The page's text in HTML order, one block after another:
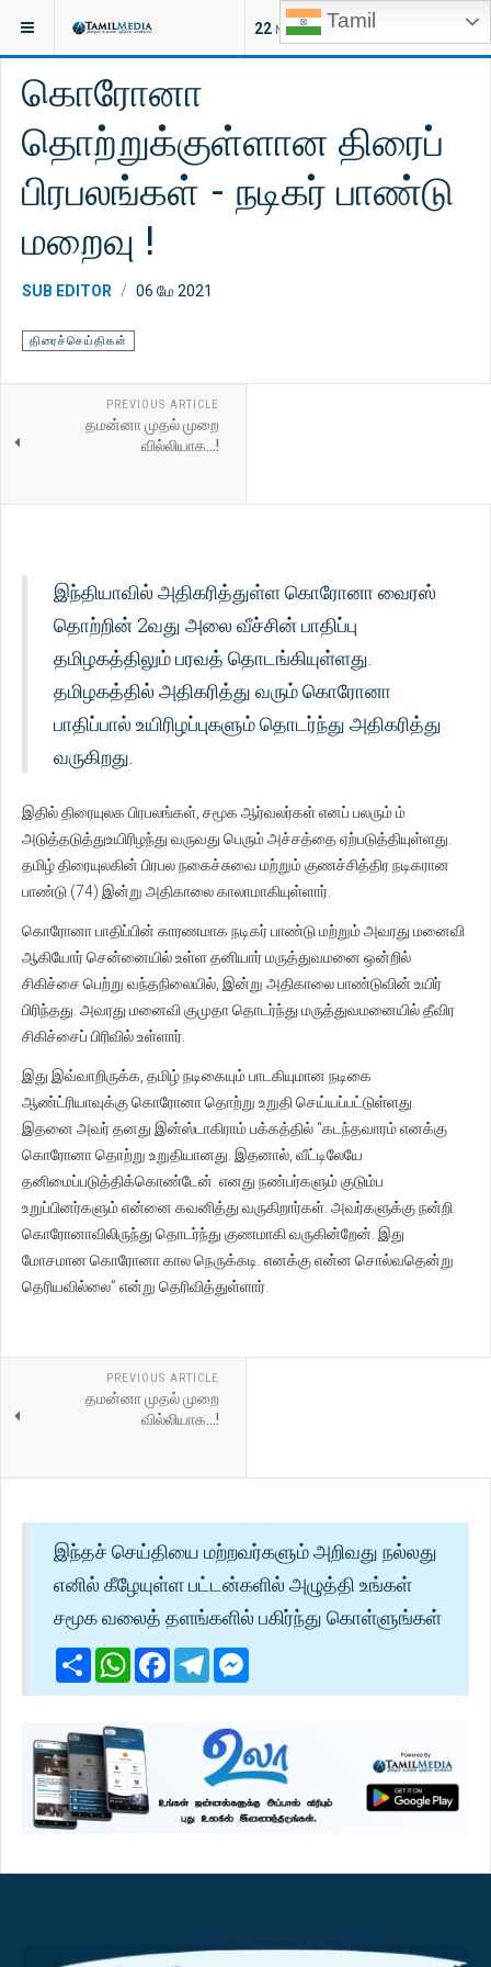
Tamil
22 NEW ARTICLES
இருக்குமிடம்: சினிமா திரைச்செய்திகள்
கொரோனா
தொற்றுக்குள்ளான திரைப்
பிரபலங்கள் - நடிகர் பாண்டு
மறைவு !
SUB EDITOR 06 மே 2021
திரைச்செய்திகள்
PREVIOUS ARTICLE
தமன்னா முதல் முறை
வில்லியாக...!
இந்தியாவில் அதிகரித்துள்ள கொரோனா வைரஸ்
தொற்றின் 2வது அலை வீச்சின் பாதிப்பு
தமிழகத்திலும் பரவத் தொடங்கியுள்ளது.
தமிழகத்தில் அதிகரித்து வரும் கொரோனா
பாதிப்பால் உயிரிழப்புகளும் தொடர்ந்து அதிகரித்து
வருகிறது.
இதில் திரையுலக பிரபலங்கள், சமூக ஆர்வலர்கள் எனப் பலரும் ம்
அடுத்தடுத்துஉயிரிழந்து வருவது பெரும் அச்சத்தை ஏற்படுத்தியுள்ளது.
தமிழ் திரையுலகின் பிரபல நகைச்சுவை மற்றும் குணச்சித்திர நடிகரான
பாண்டு (74) இன்று அதிகாலை காலாமாகியுள்ளார்.
கொரோனா பாதிப்பின் காரணமாக நடிகர் பாண்டு மற்றும் அவரது மனைவி
ஆகியோர் சென்னையில் உள்ள தனியார் மருத்துவமனை ஒன்றில்
சிகிச்சை பெற்று வந்தநிலையில், இன்று அதிகாலை பாண்டுவின் உயிர்
பிரிந்தது. அவரது மனைவி குமுதா தொடர்ந்து மருத்துவமனையில் தீவிர
சிகிச்சைப் பிரிவில் உள்ளார்.
இது இவ்வாறிருக்க, தமிழ் நடிகையும் பாடகியுமான நடிகை
ஆண்ட்ரியாவுக்கு கொரோனா தொற்று உறுதி செய்யப்பட்டுள்ளது.
இதனை அவர் தனது இன்ஸ்டாகிராம் பக்கத்தில் “கடந்தவாரம் எனக்கு
கொரோனா தொற்று உறுதியானது. இதனால், வீட்டிலேயே
தனிமைப்படுத்திக்கொண்டேன். எனது நண்பர்களும் குடும்ப
உறுப்பினர்களும் என்னை கவனித்து வருகிறார்கள். அவர்களுக்கு நன்றி.
கொரோனாவிலிருந்து தொடர்ந்து குணமாகி வருகின்றேன். இது
மோசமான கொரோனா கால நெருக்கடி. எனக்கு என்ன சொல்வதென்று
தெரியவில்லை” என்று தெரிவித்துள்ளார்.
PREVIOUS ARTICLE
தமன்னா முதல் முறை
வில்லியாக...!
இந்தச் செய்தியை மற்றவர்களும் அறிவது நல்லது
எனில் கீழேயுள்ள பட்டன்களில் அழுத்தி உங்கள்
சமூக வலைத் தளங்களில் பகிர்ந்து கொள்ளுங்கள்
ShareWhatsApp
Facebook
Telegram